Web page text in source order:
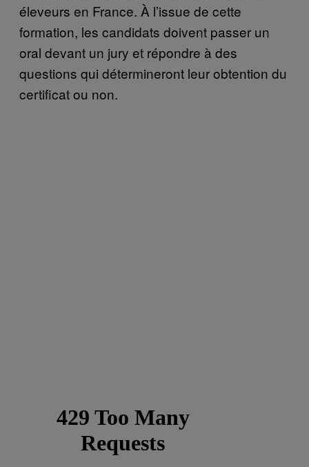
éleveurs en France. À l’issue de cette
formation, les candidats doivent passer un
oral devant un jury et répondre à des
questions qui détermineront leur obtention du
certificat ou non.